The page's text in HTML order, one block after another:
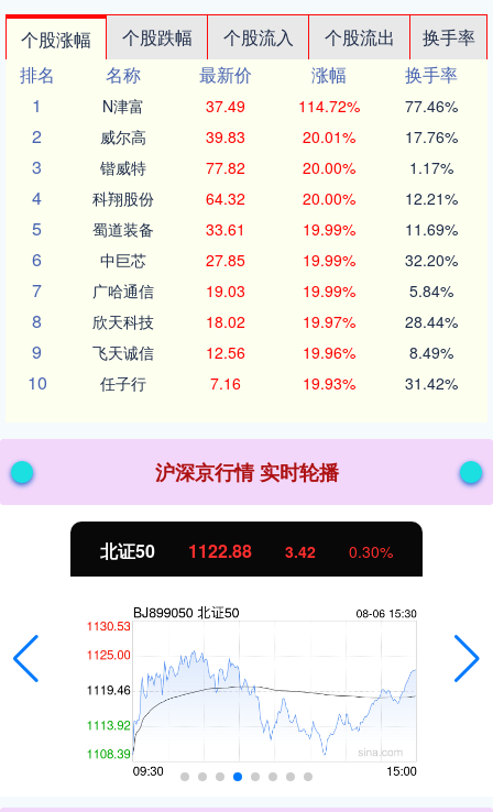
个股涨幅 个股跌幅 个股流入 个股流出
换手率
排名
名称 最新价 涨幅
换手率
1
N津富 37.49 114.72% 77.46%
2 威尔高 39.83 20.01% 17.76%
3 锴威特 77.82 20.00% 1.17%
4 科翔股份 64.32 20.00% 12.21%
5 蜀道装备 33.61 19.99% 11.69%
6 中巨芯 27.85 19.99% 32.20%
7 广哈通信 19.03 19.99% 5.84%
8 欣天科技 18.02 19.97% 28.44%
9 飞天诚信 12.56 19.96% 8.49%
10 任子行 7.16 19.93% 31.42%
沪深京行情 实时轮播
北证50 1122.88 3.42 0.30%